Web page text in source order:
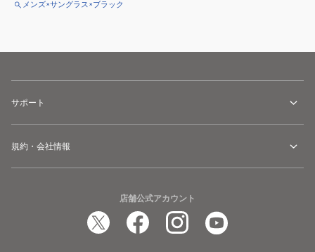
メンズ×サングラス×ブラック
サポート
規約・会社情報
店舗公式アカウント